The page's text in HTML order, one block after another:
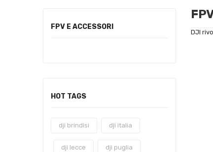
FPV E ACCESSORI
HOT TAGS
dji brindisi dji italia
dji lecce dji puglia
DJI